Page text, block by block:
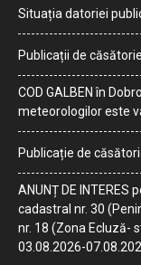
Situația datoriei
Publicații de
COD GALBEN în
meteorologilor este
Publicație de
ANUNȚ DE
cadastral nr. 30
nr. 18 (Zona Ecluză-
03.08.2026-